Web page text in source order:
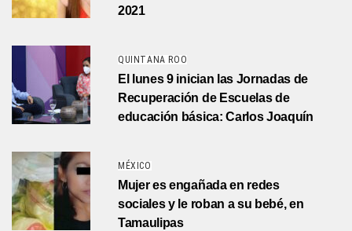
2021
QUINTANA ROO
El lunes 9 inician las Jornadas de
Recuperación de Escuelas de
educación básica: Carlos Joaquín
MÉXICO
Mujer es engañada en redes
sociales y le roban a su bebé, en
Tamaulipas